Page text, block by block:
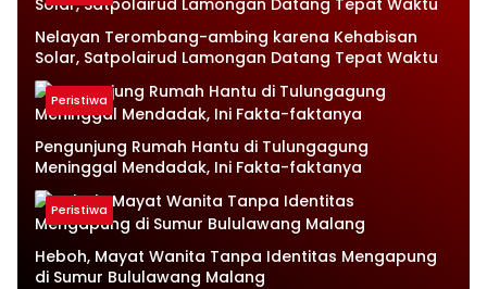
Nelayan Terombang-ambing karena Kehabisan
Solar, Satpolairud Lamongan Datang Tepat Waktu
Peristiwa
Pengunjung Rumah Hantu di Tulungagung
Meninggal Mendadak, Ini Fakta-faktanya
Peristiwa
Heboh, Mayat Wanita Tanpa Identitas Mengapung
di Sumur Bululawang Malang